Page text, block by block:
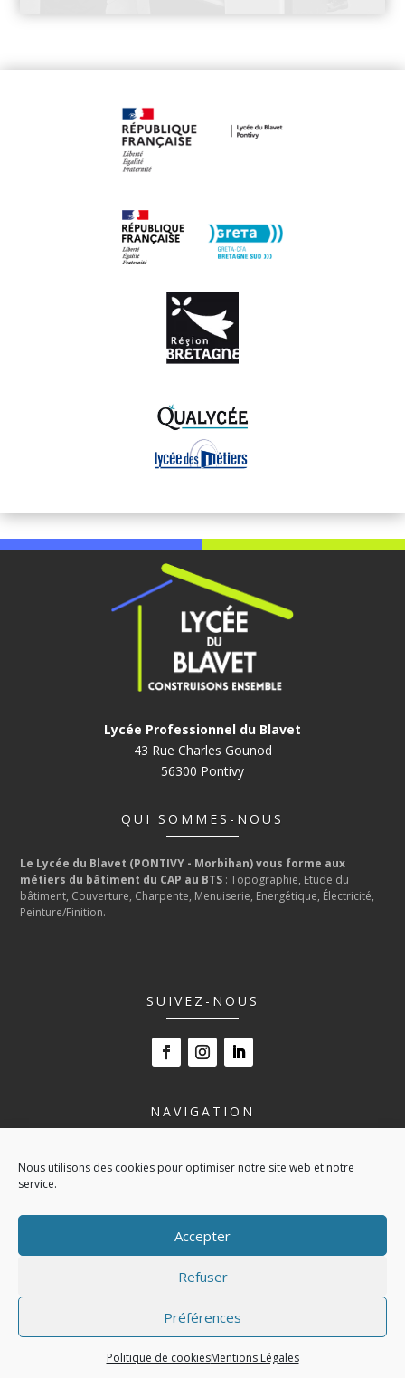
Nous utilisons des cookies pour optimiser notre site web et notre
service.
Accepter
Refuser
Préférences
Politique de cookiesMentions Légales
Lycée Professionnel du Blavet
43 Rue Charles Gounod
56300 Pontivy
QUI SOMMES-NOUS
Le Lycée du Blavet (PONTIVY - Morbihan) vous forme aux
métiers du bâtiment du CAP au BTS : Topographie, Etude du
bâtiment, Couverture, Charpente, Menuiserie, Energétique, Électricité,
Peinture/Finition.
SUIVEZ-NOUS
NAVIGATION
NOS FORMATIONS
ACTUALITÉS
POLITIQUE DE COOKIES (UE)
© 2024LP BLAVET|MENTIONS LÉGALES
RÉALISATIONGRAPHIKUP